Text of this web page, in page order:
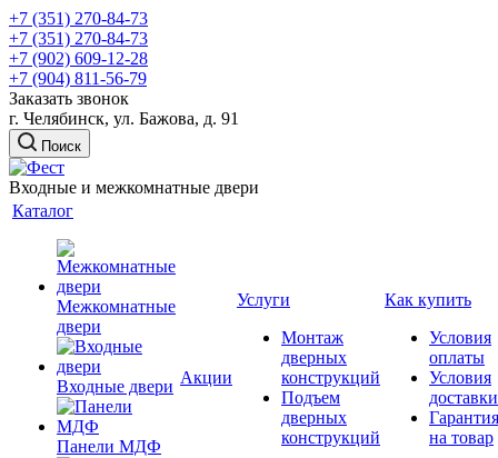
+7 (351) 270-84-73
+7 (351) 270-84-73
+7 (902) 609-12-28
+7 (904) 811-56-79
Заказать звонок
г. Челябинск, ул. Бажова, д. 91
Поиск
Входные и межкомнатные двери
Каталог
Межкомнатные
двери
Входные двери
Панели МДФ
Акции
Услуги
Монтаж
дверных
конструкций
Подъем
дверных
конструкций
Как купить
Условия
оплаты
Условия
доставки
Гарантия
на товар